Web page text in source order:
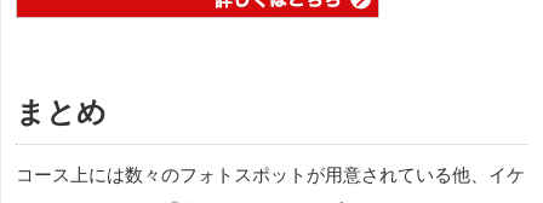
まとめ
コース上には数々のフォトスポットが用意されている他、イケ